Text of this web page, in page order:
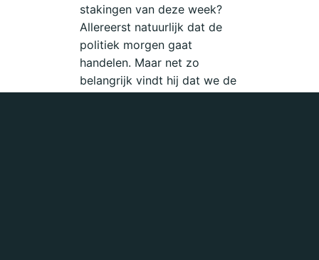
stakingen van deze week?
Allereerst natuurlijk dat de
politiek morgen gaat
handelen. Maar net zo
belangrijk vindt hij dat we de